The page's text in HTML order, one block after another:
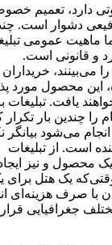
دارد، تعمیم
دشوار است.
ماهیت عمومی
و قانونی است.
می‌بینند، خریداران
این محصول مورد
یافت. تبلیغات
را چندین بار تکرار
می‌شود بیانگر
است. از تبلیغات
محصول و نیز
یک هتل برای
با صرف هزینه‌ای
جغرافیایی قرار